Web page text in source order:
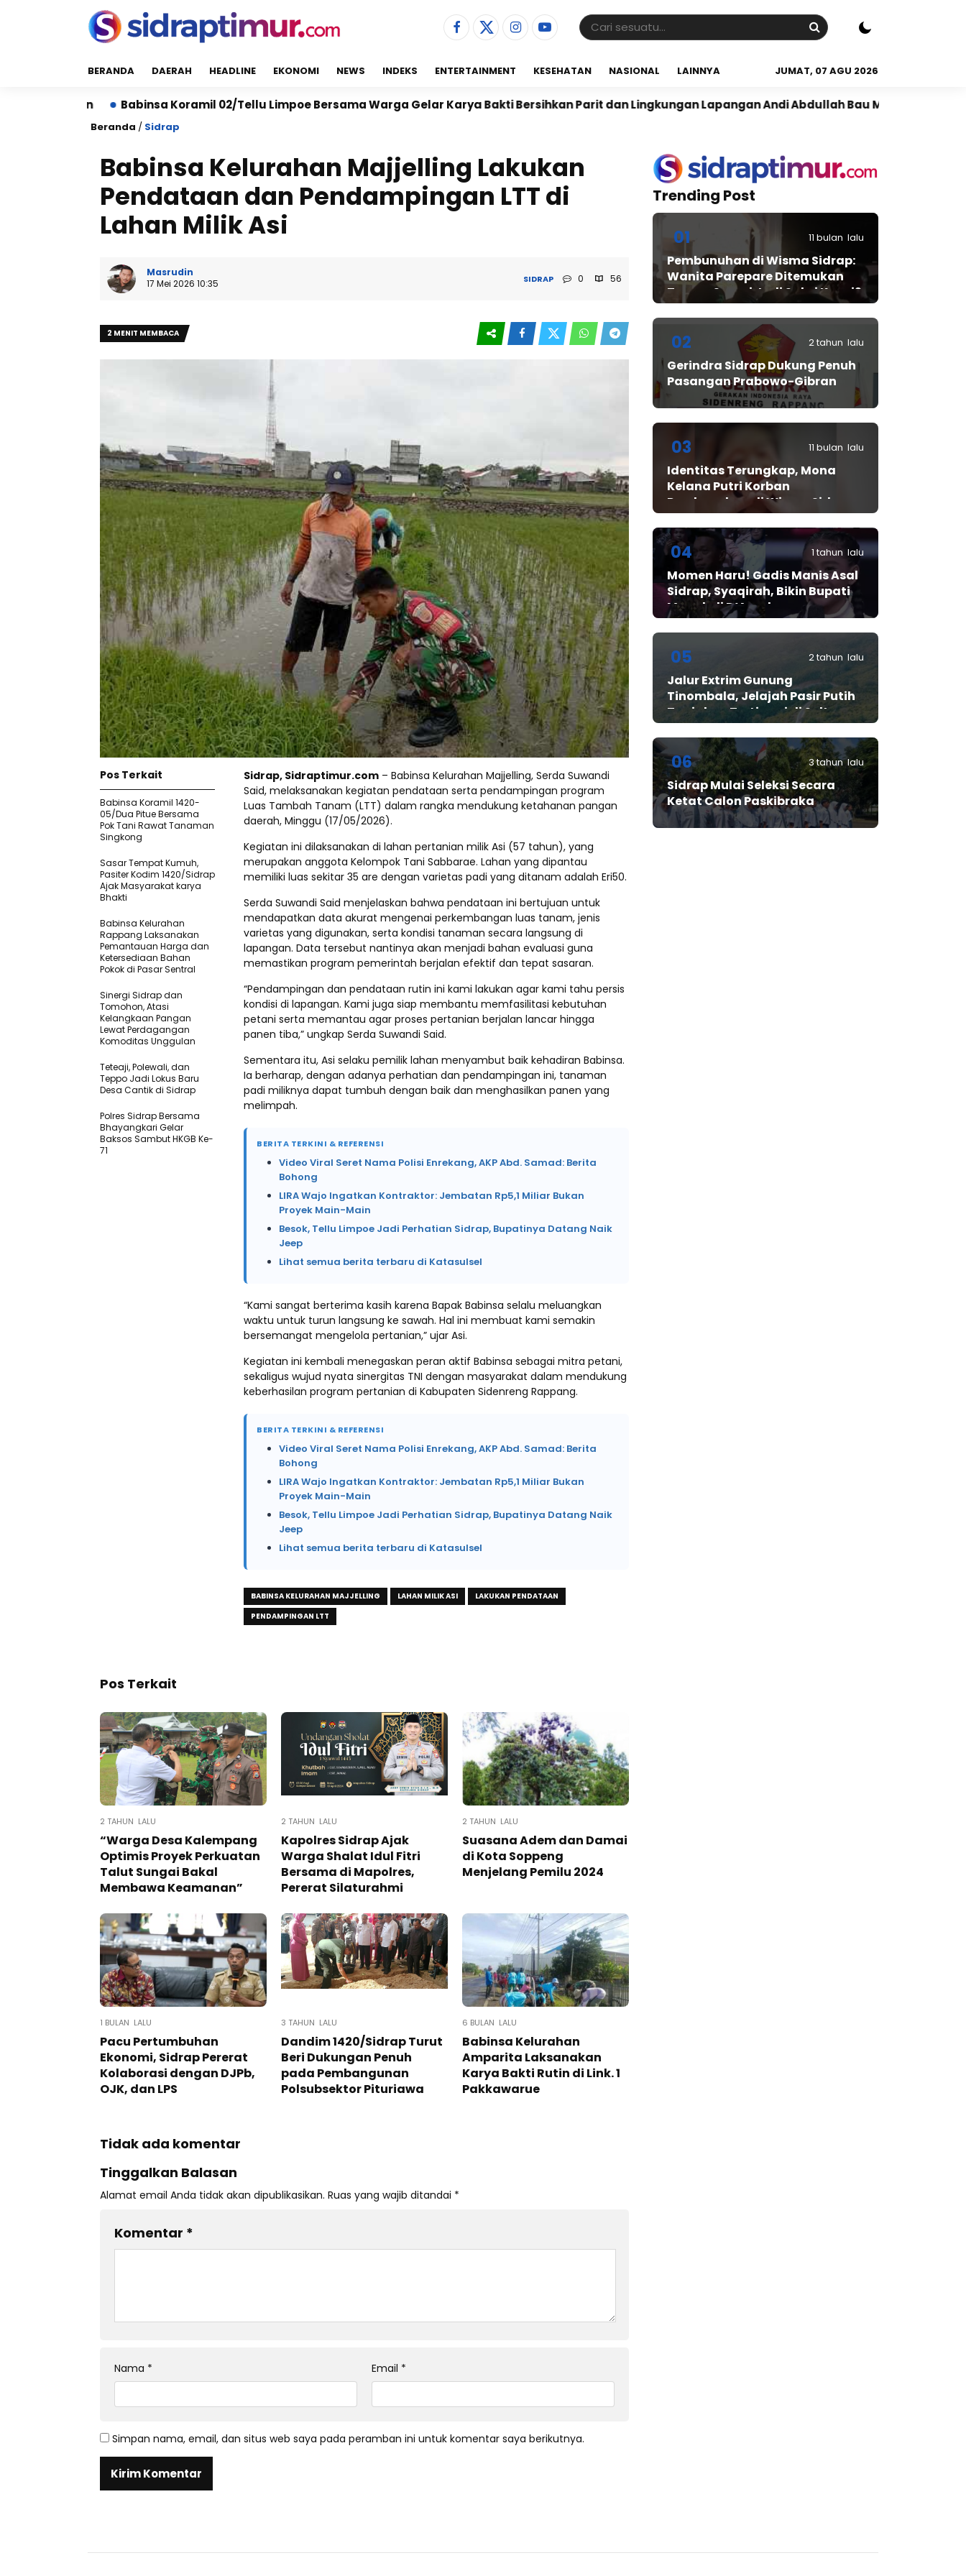
BERANDA DAERAH HEADLINE EKONOMI NEWS INDEKS ENTERTAINMENT KESEHATAN NASIONAL LAINNYA JUMAT, 07 AGU 2026
Babinsa Koramil 02/Tellu Limpoe Bersama Warga Gelar Karya Bakti Bersihkan Parit dan Lingkungan Lapangan Andi Abdullah Bau Massepe Panen Raya di
Beranda / Sidrap
Babinsa Kelurahan Majjelling Lakukan
Pendataan dan Pendampingan LTT di
Lahan Milik Asi
Masrudin
17 Mei 2026 10:35
SIDRAP 0 56
2 MENIT MEMBACA
Sidrap, Sidraptimur.com – Babinsa Kelurahan Majjelling, Serda Suwandi
Said, melaksanakan kegiatan pendataan serta pendampingan program
Luas Tambah Tanam (LTT) dalam rangka mendukung ketahanan pangan
daerah, Minggu (17/05/2026).
Kegiatan ini dilaksanakan di lahan pertanian milik Asi (57 tahun), yang
merupakan anggota Kelompok Tani Sabbarae. Lahan yang dipantau
memiliki luas sekitar 35 are dengan varietas padi yang ditanam adalah Eri50.
Serda Suwandi Said menjelaskan bahwa pendataan ini bertujuan untuk
mendapatkan data akurat mengenai perkembangan luas tanam, jenis
varietas yang digunakan, serta kondisi tanaman secara langsung di
lapangan. Data tersebut nantinya akan menjadi bahan evaluasi guna
memastikan program pemerintah berjalan efektif dan tepat sasaran.
“Pendampingan dan pendataan rutin ini kami lakukan agar kami tahu persis
kondisi di lapangan. Kami juga siap membantu memfasilitasi kebutuhan
petani serta memantau agar proses pertanian berjalan lancar hingga
panen tiba,” ungkap Serda Suwandi Said.
Sementara itu, Asi selaku pemilik lahan menyambut baik kehadiran Babinsa.
Ia berharap, dengan adanya perhatian dan pendampingan ini, tanaman
padi miliknya dapat tumbuh dengan baik dan menghasilkan panen yang
melimpah.
BERITA TERKINI & REFERENSI
Video Viral Seret Nama Polisi Enrekang, AKP Abd. Samad: Berita
Bohong
LIRA Wajo Ingatkan Kontraktor: Jembatan Rp5,1 Miliar Bukan
Proyek Main-Main
Besok, Tellu Limpoe Jadi Perhatian Sidrap, Bupatinya Datang Naik
Jeep
Lihat semua berita terbaru di Katasulsel
“Kami sangat berterima kasih karena Bapak Babinsa selalu meluangkan
waktu untuk turun langsung ke sawah. Hal ini membuat kami semakin
bersemangat mengelola pertanian,” ujar Asi.
Kegiatan ini kembali menegaskan peran aktif Babinsa sebagai mitra petani,
sekaligus wujud nyata sinergitas TNI dengan masyarakat dalam mendukung
keberhasilan program pertanian di Kabupaten Sidenreng Rappang.
BERITA TERKINI & REFERENSI
Video Viral Seret Nama Polisi Enrekang, AKP Abd. Samad: Berita
Bohong
LIRA Wajo Ingatkan Kontraktor: Jembatan Rp5,1 Miliar Bukan
Proyek Main-Main
Besok, Tellu Limpoe Jadi Perhatian Sidrap, Bupatinya Datang Naik
Jeep
Lihat semua berita terbaru di Katasulsel
BABINSA KELURAHAN MAJJELLING LAHAN MILIK ASI
LAKUKAN PENDATAAN
PENDAMPINGAN LTT
Pos Terkait
Babinsa Koramil 1420-
05/Dua Pitue Bersama
Pok Tani Rawat Tanaman
Singkong
Sasar Tempat Kumuh,
Pasiter Kodim 1420/Sidrap
Ajak Masyarakat karya
Bhakti
Babinsa Kelurahan
Rappang Laksanakan
Pemantauan Harga dan
Ketersediaan Bahan
Pokok di Pasar Sentral
Sinergi Sidrap dan
Tomohon, Atasi
Kelangkaan Pangan
Lewat Perdagangan
Komoditas Unggulan
Teteaji, Polewali, dan
Teppo Jadi Lokus Baru
Desa Cantik di Sidrap
Polres Sidrap Bersama
Bhayangkari Gelar
Baksos Sambut HKGB Ke-
71
Pos Terkait
2 TAHUN LALU
“Warga Desa Kalempang
Optimis Proyek Perkuatan
Talut Sungai Bakal
Membawa Keamanan”
2 TAHUN LALU
Kapolres Sidrap Ajak
Warga Shalat Idul Fitri
Bersama di Mapolres,
Pererat Silaturahmi
2 TAHUN LALU
Suasana Adem dan Damai
di Kota Soppeng
Menjelang Pemilu 2024
1 BULAN LALU
Pacu Pertumbuhan
Ekonomi, Sidrap Pererat
Kolaborasi dengan DJPb,
OJK, dan LPS
3 TAHUN LALU
Dandim 1420/Sidrap Turut
Beri Dukungan Penuh
pada Pembangunan
Polsubsektor Pituriawa
6 BULAN LALU
Babinsa Kelurahan
Amparita Laksanakan
Karya Bakti Rutin di Link. 1
Pakkawarue
Tidak ada komentar
Tinggalkan Balasan
Alamat email Anda tidak akan dipublikasikan. Ruas yang wajib ditandai *
Komentar *
Nama * Email *
Simpan nama, email, dan situs web saya pada peramban ini untuk komentar saya berikutnya.
Trending Post
01 11 bulan lalu
Pembunuhan di Wisma Sidrap:
Wanita Parepare Ditemukan
Tewas, Suami Jadi Saksi Kunci?
02 2 tahun lalu
Gerindra Sidrap Dukung Penuh
Pasangan Prabowo-Gibran
03 11 bulan lalu
Identitas Terungkap, Mona
Kelana Putri Korban
Pembunuhan di Wisma Sidrap
04 1 tahun lalu
Momen Haru! Gadis Manis Asal
Sidrap, Syaqirah, Bikin Bupati
Mewek di D’Academy​
05 2 tahun lalu
Jalur Extrim Gunung
Tinombala, Jelajah Pasir Putih
Tanjakan Tertinggi di Sulteng
06 3 tahun lalu
Sidrap Mulai Seleksi Secara
Ketat Calon Paskibraka